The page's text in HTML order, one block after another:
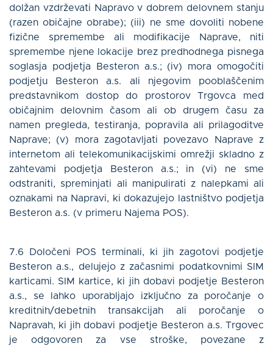
dolžan vzdrževati Napravo v dobrem delovnem stanju
(razen običajne obrabe); (iii) ne sme dovoliti nobene
fizične spremembe ali modifikacije Naprave, niti
spremembe njene lokacije brez predhodnega pisnega
soglasja podjetja Besteron a.s.; (iv) mora omogočiti
podjetju Besteron a.s. ali njegovim pooblaščenim
predstavnikom dostop do prostorov Trgovca med
običajnim delovnim časom ali ob drugem času za
namen pregleda, testiranja, popravila ali prilagoditve
Naprave; (v) mora zagotavljati povezavo Naprave z
internetom ali telekomunikacijskimi omrežji skladno z
zahtevami podjetja Besteron a.s.; in (vi) ne sme
odstraniti, spreminjati ali manipulirati z nalepkami ali
oznakami na Napravi, ki dokazujejo lastništvo podjetja
Besteron a.s. (v primeru Najema POS).
7.6 Določeni POS terminali, ki jih zagotovi podjetje
Besteron a.s., delujejo z začasnimi podatkovnimi SIM
karticami. SIM kartice, ki jih dobavi podjetje Besteron
a.s., se lahko uporabljajo izključno za poročanje o
kreditnih/debetnih transakcijah ali poročanje o
Napravah, ki jih dobavi podjetje Besteron a.s. Trgovec
je odgovoren za vse stroške, povezane z